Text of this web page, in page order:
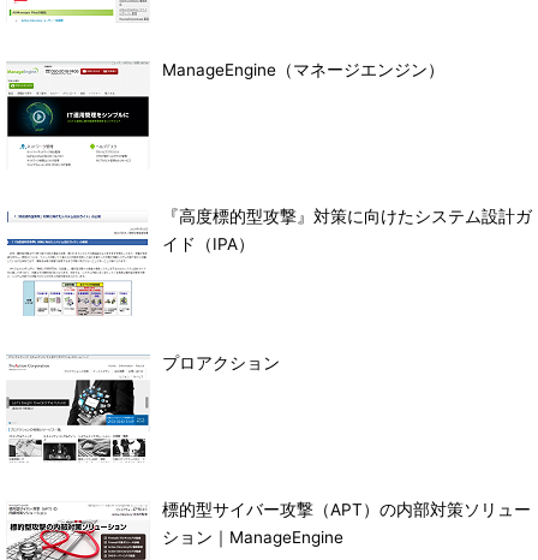
ManageEngine（マネージエンジン）
『高度標的型攻撃』対策に向けたシステム設計ガ
イド（IPA）
プロアクション
標的型サイバー攻撃（APT）の内部対策ソリュー
ション｜ManageEngine